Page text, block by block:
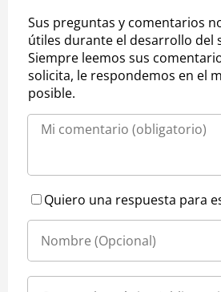
Sus preguntas y comentarios
útiles durante el desarrollo del
Siempre leemos sus
solicita, le respondemos en el
posible.
Quiero una respuesta para